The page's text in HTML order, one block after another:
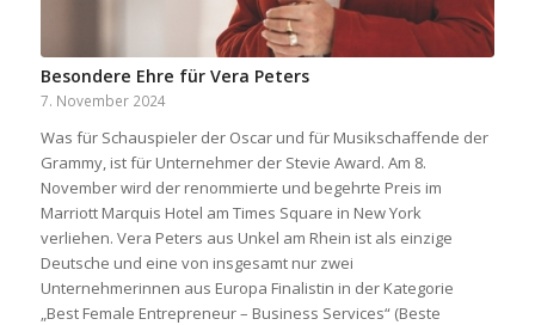
Besondere Ehre für Vera Peters
7. November 2024
Was für Schauspieler der Oscar und für Musikschaffende der
Grammy, ist für Unternehmer der Stevie Award. Am 8.
November wird der renommierte und begehrte Preis im
Marriott Marquis Hotel am Times Square in New York
verliehen. Vera Peters aus Unkel am Rhein ist als einzige
Deutsche und eine von insgesamt nur zwei
Unternehmerinnen aus Europa Finalistin in der Kategorie
„Best Female Entrepreneur – Business Services“ (Beste